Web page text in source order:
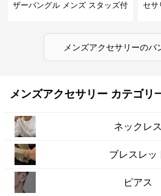
ザーバングル メンズ スタッズ付
セサ
メンズアクセサリーのバ
メンズアクセサリー カテゴリ
ネックレス
ブレスレッ
ピアス